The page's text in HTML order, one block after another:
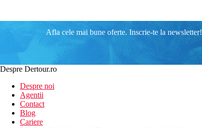
Afla cele mai bune oferte. Inscrie-te la newsletter!
Despre Dertour.ro
Despre noi
Agentii
Contact
Blog
Cariere